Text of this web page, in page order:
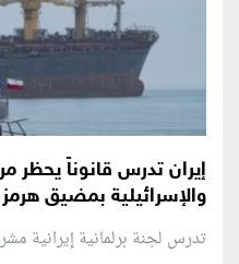
إيران تدرس قانوناً يحظر
والإسرائيلية بمضيق هرمز
تدرس لجنة برلمانية إيرانية